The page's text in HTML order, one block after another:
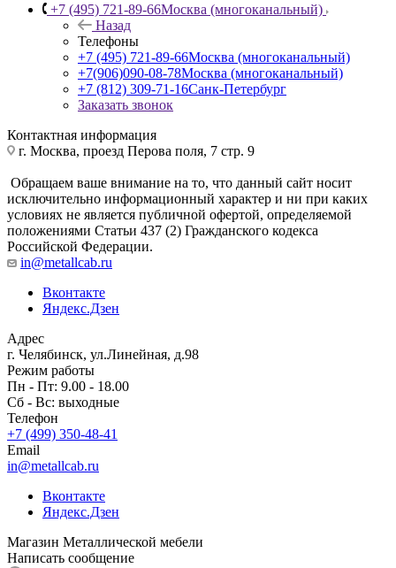
+7 (495) 721-89-66Москва (многоканальный)
Назад
Телефоны
+7 (495) 721-89-66Москва (многоканальный)
+7(906)090-08-78Москва (многоканальный)
+7 (812) 309-71-16Санк-Петербург
Заказать звонок
Контактная информация
г. Москва, проезд Перова поля, 7 стр. 9
Обращаем ваше внимание на то, что данный сайт носит
исключительно информационный характер и ни при каких
условиях не является публичной офертой, определяемой
положениями Статьи 437 (2) Гражданского кодекса
Российской Федерации.
in@metallcab.ru
Вконтакте
Яндекс.Дзен
Адрес
г. Челябинск, ул.Линейная, д.98
Режим работы
Пн - Пт: 9.00 - 18.00
Сб - Вс: выходные
Телефон
+7 (499) 350-48-41
Email
in@metallcab.ru
Вконтакте
Яндекс.Дзен
Магазин Металлической мебели
Написать сообщение